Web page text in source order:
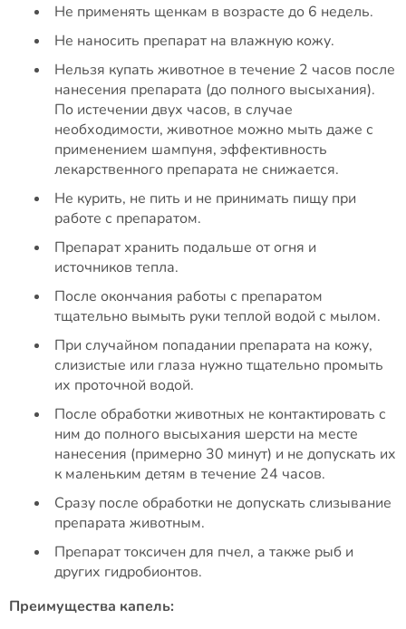
Не применять щенкам в возрасте до 6 недель.
Не наносить препарат на влажную кожу.
Нельзя купать животное в течение 2 часов после
нанесения препарата (до полного высыхания).
По истечении двух часов, в случае
необходимости, животное можно мыть даже с
применением шампуня, эффективность
лекарственного препарата не снижается.
Не курить, не пить и не принимать пищу при
работе с препаратом.
Препарат хранить подальше от огня и
источников тепла.
После окончания работы с препаратом
тщательно вымыть руки теплой водой с мылом.
При случайном попадании препарата на кожу,
слизистые или глаза нужно тщательно промыть
их проточной водой.
После обработки животных не контактировать с
ним до полного высыхания шерсти на месте
нанесения (примерно 30 минут) и не допускать их
к маленьким детям в течение 24 часов.
Сразу после обработки не допускать слизывание
препарата животным.
Препарат токсичен для пчел, а также рыб и
других гидробионтов.
Преимущества капель: